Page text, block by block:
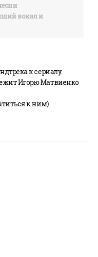
вокал и
к сериалу.
Игорю Матвиенко
к ним)